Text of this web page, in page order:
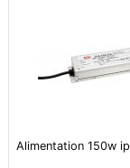
Alimentation 150w